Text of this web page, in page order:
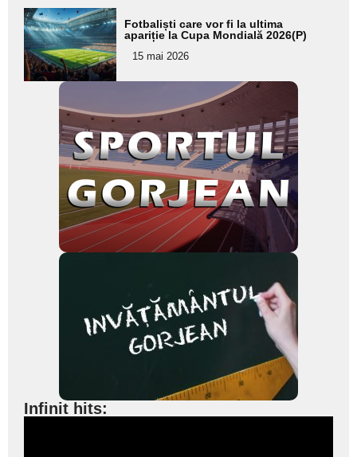
Adaugă
aici textul
pentru
subtitlu
Fotbaliști care vor fi la ultima
apariție la Cupa Mondială 2026(P)
15 mai 2026
Infinit hits: